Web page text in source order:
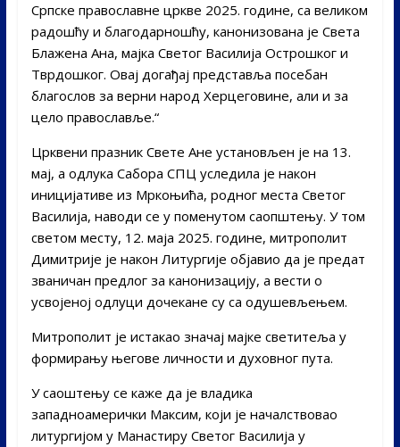
Српске православне цркве 2025. године, са великом
радошћу и благодарношћу, канонизована је Света
Блажена Ана, мајка Светог Василија Острошког и
Тврдошког. Овај догађај представља посебан
благослов за верни народ Херцеговине, али и за
цело православље.“
Црквени празник Свете Ане установљен је на 13.
мај, а одлука Сабора СПЦ уследила је након
иницијативе из Мркоњића, родног места Светог
Василија, наводи се у поменутом саопштењу. У том
светом месту, 12. маја 2025. године, митрополит
Димитрије је након Литургије објавио да је предат
званичан предлог за канонизацију, а вести о
усвојеној одлуци дочекане су са одушевљењем.
Митрополит је истакао значај мајке светитеља у
формирању његове личности и духовног пута.
У саоштењу се каже да је владика
западноамерички Максим, који је началствовао
литургијом у Манастиру Светог Василија у